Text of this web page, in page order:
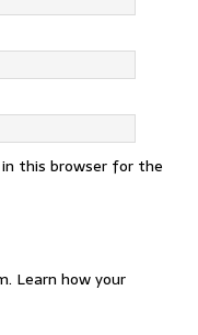
this browser for the
Learn how your